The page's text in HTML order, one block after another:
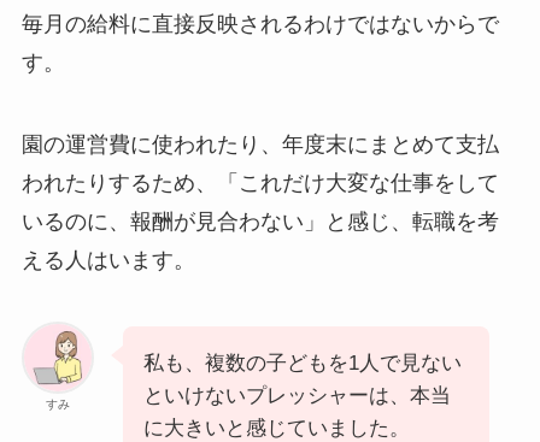
毎月の給料に直接反映されるわけではないからで
す。
園の運営費に使われたり、年度末にまとめて支払
われたりするため、「これだけ大変な仕事をして
いるのに、報酬が見合わない」と感じ、転職を考
える人はいます。
すみ
私も、複数の子どもを1人で見ない
といけないプレッシャーは、本当
に大きいと感じていました。